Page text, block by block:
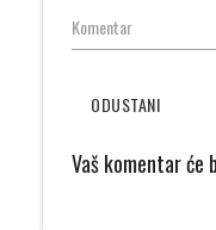
Komentar
ODUSTANI
Vaš komentar će